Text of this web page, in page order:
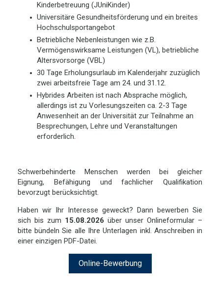
Kinderbetreuung (JUniKinder)
Universitäre Gesundheitsförderung und ein breites
Hochschulsportangebot
Betriebliche Nebenleistungen wie z.B.
Vermögenswirksame Leistungen (VL), betriebliche
Altersvorsorge (VBL)
30 Tage Erholungsurlaub im Kalenderjahr zuzüglich
zwei arbeitsfreie Tage am 24. und 31.12.
Hybrides Arbeiten ist nach Absprache möglich,
allerdings ist zu Vorlesungszeiten ca. 2-3 Tage
Anwesenheit an der Universität zur Teilnahme an
Besprechungen, Lehre und Veranstaltungen
erforderlich.
Schwerbehinderte Menschen werden bei gleicher
Eignung, Befähigung und fachlicher Qualifikation
bevorzugt berücksichtigt.
Haben wir Ihr Interesse geweckt? Dann bewerben Sie
sich bis zum 15.08.2026 über unser Onlineformular –
bitte bündeln Sie alle Ihre Unterlagen inkl. Anschreiben in
einer einzigen PDF-Datei.